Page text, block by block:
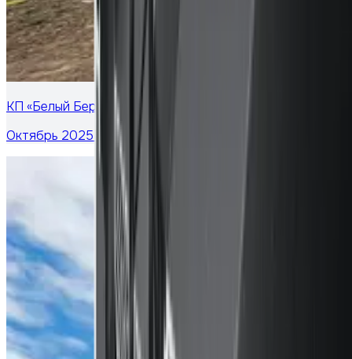
КП «Белый Берег»
Октябрь 2025 г.